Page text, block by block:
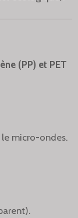
(PP) et PET
micro-ondes.